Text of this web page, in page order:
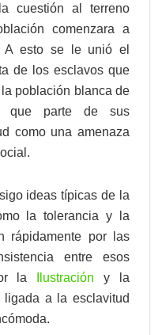
cuestión al terreno
comenzara a
A esto se le unió el
de los esclavos que
población blanca de
que parte de sus
como una amenaza
ideas típicas de la
la tolerancia y la
rápidamente por las
entre esos
la
Ilustración y la
a la esclavitud